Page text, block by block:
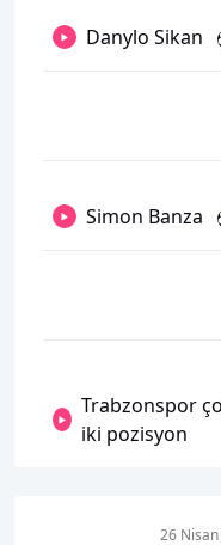
Danylo Sikan
Simon Banza
Trabzonspor
iki pozisyon
26